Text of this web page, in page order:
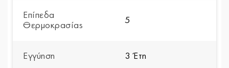
Επίπεδα
Θερμοκρασίας
5
Εγγύηση 3 Έτη